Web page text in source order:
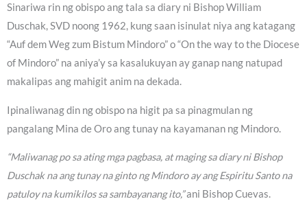
Sinariwa rin ng obispo ang tala sa diary ni Bishop William
Duschak, SVD noong 1962, kung saan isinulat niya ang katagang
“Auf dem Weg zum Bistum Mindoro” o “On the way to the Diocese
of Mindoro” na aniya’y sa kasalukuyan ay ganap nang natupad
makalipas ang mahigit anim na dekada.
Ipinaliwanag din ng obispo na higit pa sa pinagmulan ng
pangalang Mina de Oro ang tunay na kayamanan ng Mindoro.
“Maliwanag po sa ating mga pagbasa, at maging sa diary ni Bishop
Duschak na ang tunay na ginto ng Mindoro ay ang Espiritu Santo na
patuloy na kumikilos sa sambayanang ito,”ani Bishop Cuevas.